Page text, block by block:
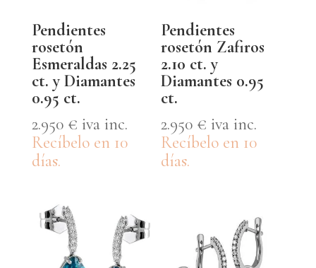
Pendientes
rosetón
Esmeraldas 2.25
ct. y Diamantes
0.95 ct.
2.950 € iva inc.
Recíbelo en 10
días.
Pendientes
rosetón Zafiros
2.10 ct. y
Diamantes 0.95
ct.
2.950 € iva inc.
Recíbelo en 10
días.